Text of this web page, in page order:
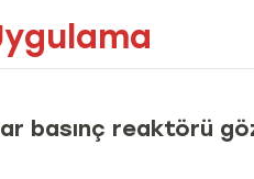
basınç reaktörü